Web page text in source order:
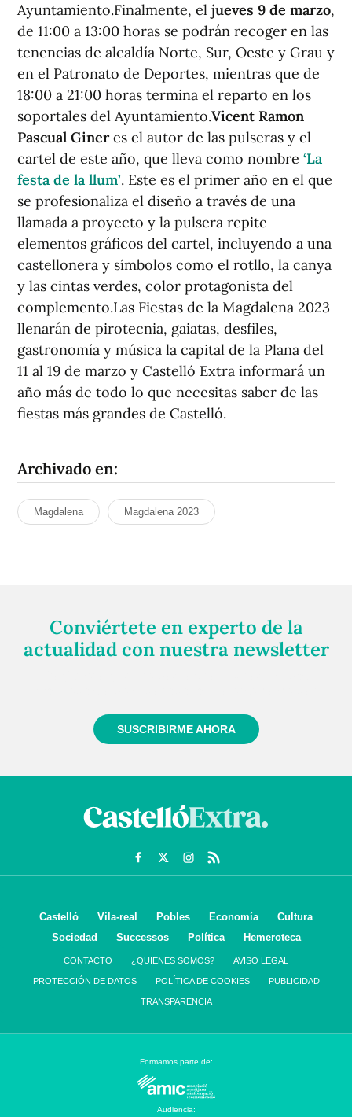
Ayuntamiento.Finalmente, el jueves 9 de marzo,
de 11:00 a 13:00 horas se podrán recoger en las
tenencias de alcaldía Norte, Sur, Oeste y Grau y
en el Patronato de Deportes, mientras que de
18:00 a 21:00 horas termina el reparto en los
soportales del Ayuntamiento.Vicent Ramon
Pascual Gineres el autor de las pulseras y el
cartel de este año, que lleva como nombre ‘La
festa de la llum’. Este es el primer año en el que
se profesionaliza el diseño a través de una
llamada a proyecto y la pulsera repite
elementos gráficos del cartel, incluyendo a una
castellonera y símbolos como el rotllo, la canya
y las cintas verdes, color protagonista del
complemento.Las Fiestas de la Magdalena 2023
llenarán de pirotecnia, gaiatas, desfiles,
gastronomía y música la capital de la Plana del
11 al 19 de marzo y Castelló Extra informará un
año más de todo lo que necesitas saber de las
fiestas más grandes de Castelló.
Archivado en:
Magdalena Magdalena 2023
Conviértete en experto de la
actualidad con nuestra newsletter
SUSCRIBIRME AHORA
Castelló Vila-real Pobles Economía
Cultura
Sociedad
Successos Política Hemeroteca
CONTACTO ¿QUIENES SOMOS? AVISO LEGAL
PROTECCIÓN DE DATOS POLÍTICA DE COOKIES PUBLICIDAD
TRANSPARENCIA
Formamos parte de:
Audiencia: